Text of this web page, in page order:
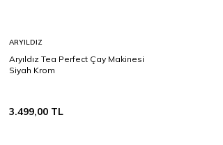
ARYILDIZ
Aryıldız Tea Perfect Çay Makinesi
Siyah Krom
3.499,00 TL